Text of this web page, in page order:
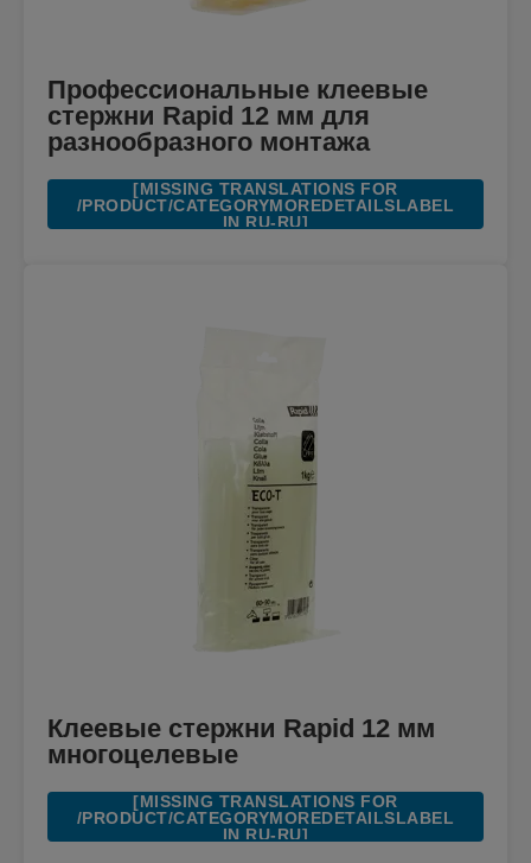
Профессиональные клеевые
стержни Rapid 12 мм для
разнообразного монтажа
[MISSING TRANSLATIONS FOR
/PRODUCT/CATEGORYMOREDETAILSLABEL
IN RU-RU]
Клеевые стержни Rapid 12 мм
многоцелевые
[MISSING TRANSLATIONS FOR
/PRODUCT/CATEGORYMOREDETAILSLABEL
IN RU-RU]